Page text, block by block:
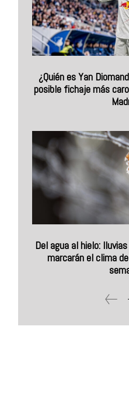
¿Quién es Yan
posible fichaje más
Del agua al hielo:
marcarán el clima